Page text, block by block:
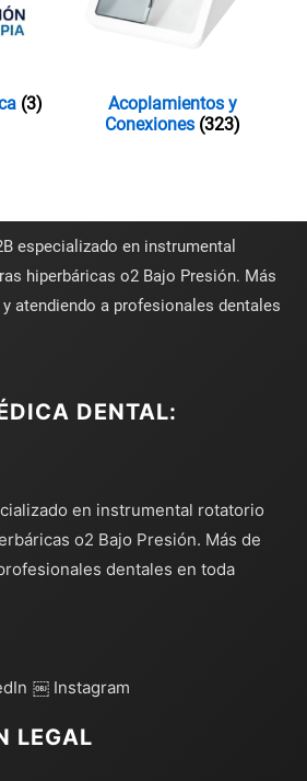
(3)
Acoplamientos y
Conexiones (323)
especializado en instrumental
hiperbáricas o2 Bajo Presión. Más
atendiendo a profesionales dentales
DENTAL:
en instrumental rotatorio
o2 Bajo Presión. Más de
dentales en toda
￼ Instagram
LEGAL